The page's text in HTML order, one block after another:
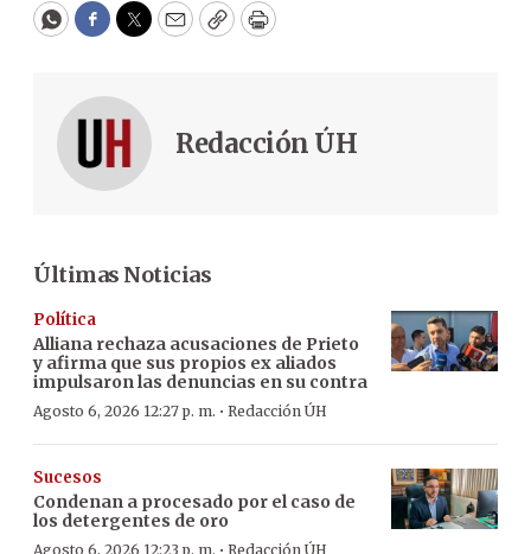
WhatsApp
Facebook
Twitter
EmailCopyPrint
Redacción ÚH
Últimas Noticias
Política
Alliana rechaza acusaciones de Prieto
y afirma que sus propios ex aliados
impulsaron las denuncias en su contra
Agosto 6, 2026 12:27 p. m. · Redacción ÚH
Sucesos
Condenan a procesado por el caso de
los detergentes de oro
Agosto 6, 2026 12:23 p. m. Redacción ÚH